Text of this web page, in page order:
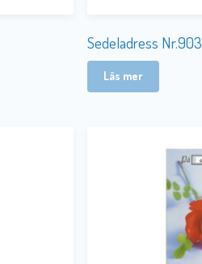
Sedeladress Nr.903
Läs mer